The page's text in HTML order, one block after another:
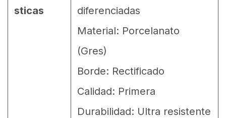
sticas
diferenciadas
Material: Porcelanato
(Gres)
Borde: Rectificado
Calidad: Primera
Durabilidad: Ultra resistente